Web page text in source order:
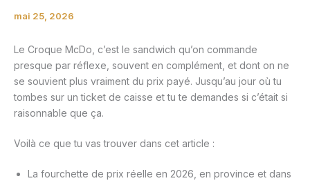
mai 25, 2026
Le Croque McDo, c’est le sandwich qu’on commande
presque par réflexe, souvent en complément, et dont on ne
se souvient plus vraiment du prix payé. Jusqu’au jour où tu
tombes sur un ticket de caisse et tu te demandes si c’était si
raisonnable que ça.
Voilà ce que tu vas trouver dans cet article :
La fourchette de prix réelle en 2026, en province et dans